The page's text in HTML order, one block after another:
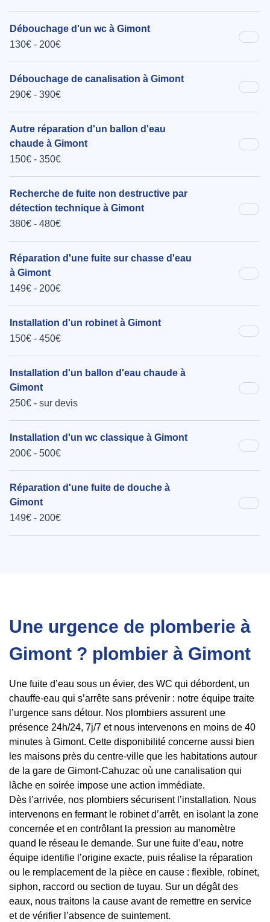
Débouchage d'un wc à Gimont
130€ - 200€
Débouchage de canalisation à Gimont
290€ - 390€
Autre réparation d'un ballon d'eau
chaude à Gimont
150€ - 350€
Recherche de fuite non destructive par
détection technique à Gimont
380€ - 480€
Réparation d'une fuite sur chasse d'eau
à Gimont
149€ - 200€
Installation d'un robinet à Gimont
150€ - 450€
Installation d'un ballon d'eau chaude à
Gimont
250€ - sur devis
Installation d'un wc classique à Gimont
200€ - 500€
Réparation d'une fuite de douche à
Gimont
149€ - 200€
Une urgence de plomberie à
Gimont ? plombier à Gimont
Une fuite d’eau sous un évier, des WC qui débordent, un
chauffe-eau qui s’arrête sans prévenir : notre équipe traite
l’urgence sans détour. Nos plombiers assurent une
présence 24h/24, 7j/7 et nous intervenons en moins de 40
minutes à Gimont. Cette disponibilité concerne aussi bien
les maisons près du centre-ville que les habitations autour
de la gare de Gimont-Cahuzac où une canalisation qui
lâche en soirée impose une action immédiate.
Dès l’arrivée, nos plombiers sécurisent l’installation. Nous
intervenons en fermant le robinet d’arrêt, en isolant la zone
concernée et en contrôlant la pression au manomètre
quand le réseau le demande. Sur une fuite d’eau, notre
équipe identifie l’origine exacte, puis réalise la réparation
ou le remplacement de la pièce en cause : flexible, robinet,
siphon, raccord ou section de tuyau. Sur un dégât des
eaux, nous traitons la cause avant de remettre en service
et de vérifier l’absence de suintement.